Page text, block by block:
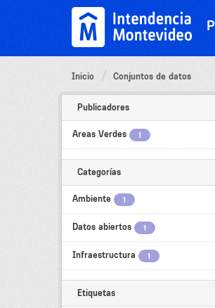
Inicio Conjuntos de datos
Publicadores
Areas Verdes 1
Categorías
Ambiente 1
Datos abiertos 1
Infraestructura 1
Etiquetas